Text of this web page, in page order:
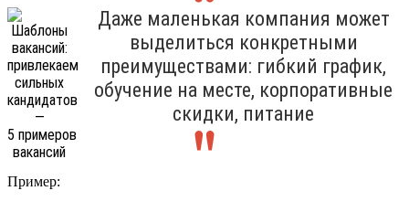
Даже маленькая компания может
выделиться конкретными
преимуществами: гибкий график,
обучение на месте, корпоративные
скидки, питание
Пример: